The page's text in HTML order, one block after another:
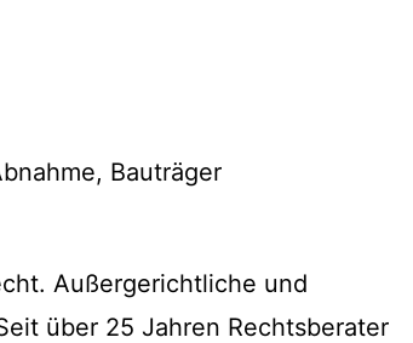
Bauträger
Außergerichtliche und
über 25 Jahren Rechtsberater